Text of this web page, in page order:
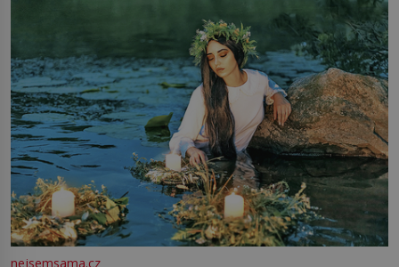
množství růžového mušelínu. „Ošidili vás, podívejte.“
nejsemsama.cz